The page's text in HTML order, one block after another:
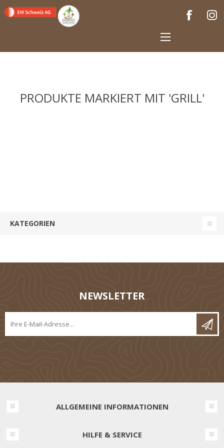
PRODUKTE MARKIERT MIT 'GRILL'
KATEGORIEN
NEWSLETTER
ALLGEMEINE INFORMATIONEN
HILFE & SERVICE